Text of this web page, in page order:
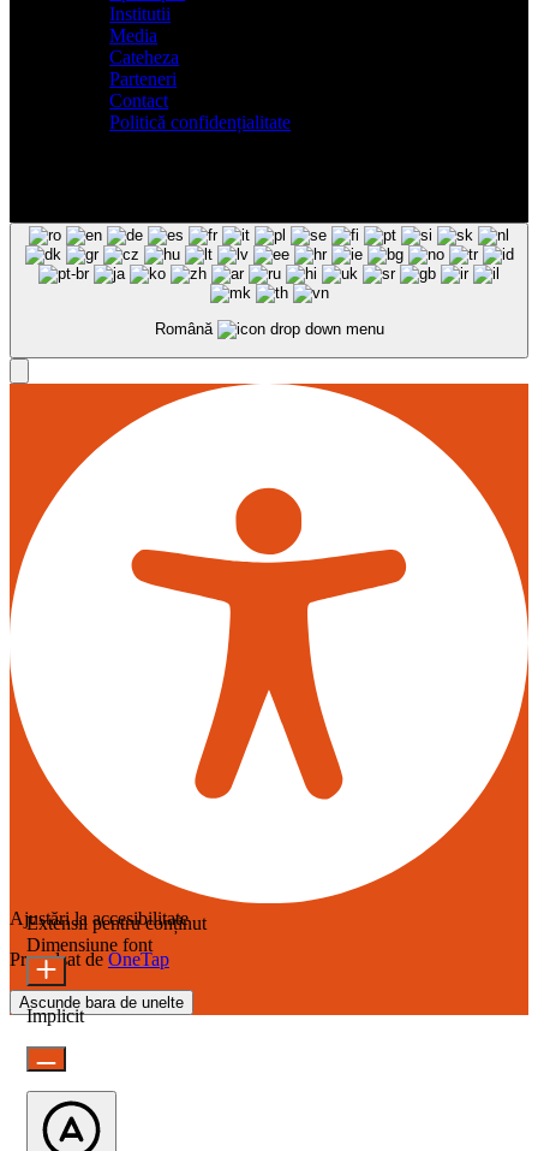
Institutii
Media
Cateheza
Parteneri
Contact
Politică confidențialitate
Română
Ajustări la accesibilitate
Propulsat de OneTap
Ascunde bara de unelte
Extensii pentru conținut
Dimensiune font
Implicit